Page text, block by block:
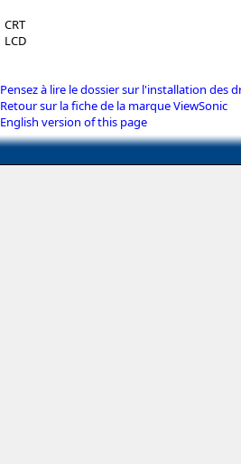
CRT
LCD
Pensez à lire le dossier sur l'installation des
Retour sur la fiche de la marque ViewSonic
English version of this page